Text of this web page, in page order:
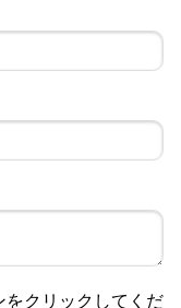
をクリックしてくだ